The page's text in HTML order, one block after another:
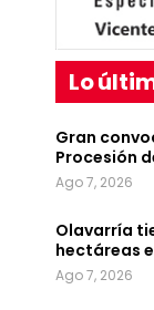
Lo
Gran
Procesión
Ago 7, 2026
Olavarría
hectáreas
Ago 7, 2026